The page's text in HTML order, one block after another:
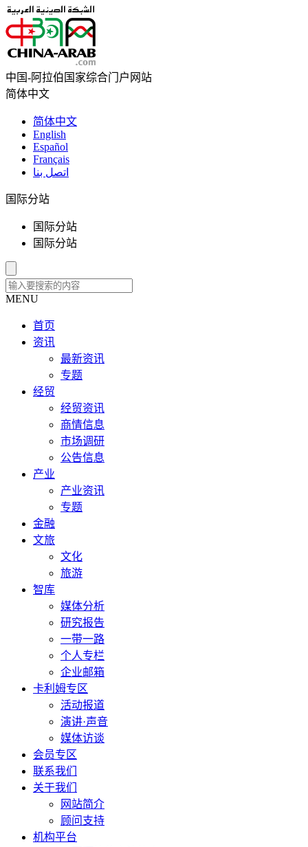
中国-阿拉伯国家综合门户网站
简体中文
简体中文
English
Español
Français
اتصل بنا
国际分站
国际分站
国际分站
MENU
首页
资讯
最新资讯
专题
经贸
经贸资讯
商情信息
市场调研
公告信息
产业
产业资讯
专题
金融
文旅
文化
旅游
智库
媒体分析
研究报告
一带一路
个人专栏
企业邮箱
卡利姆专区
活动报道
演讲·声音
媒体访谈
会员专区
联系我们
关于我们
网站简介
顾问支持
机构平台